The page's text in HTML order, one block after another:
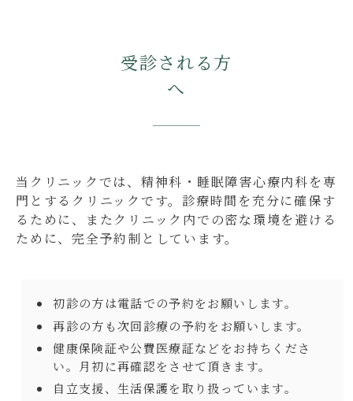
受診される方
へ
当クリニックでは、精神科・睡眠障害心療内科を専
門とするクリニックです。診療時間を充分に確保す
るために、またクリニック内での密な環境を避ける
ために、完全予約制としています。
初診の方は電話での予約をお願いします。
再診の方も次回診療の予約をお願いします。
健康保険証や公費医療証などをお持ちくださ
い。月初に再確認をさせて頂きます。
自立支援、生活保護を取り扱っています。